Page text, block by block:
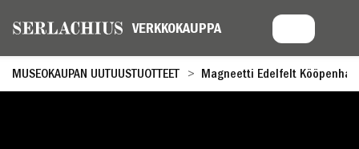
MUSEOKAUPAN UUTUUSTUOTTEET Magneetti Edelfelt